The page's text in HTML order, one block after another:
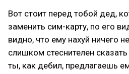
Вот стоит перед тобой дед,
заменить сим-карту, по его
видно, что ему нахуй ничего
слишком стеснителен
ты, как дебил, предлагаешь